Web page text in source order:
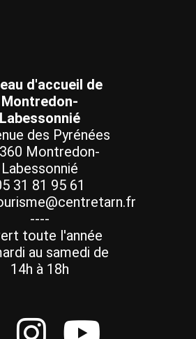
d'accueil de
Montredon-
Labessonnié
des Pyrénées
Montredon-
Labessonnié
31 81 95 61
----
toute l'année
au samedi de
14h à 18h